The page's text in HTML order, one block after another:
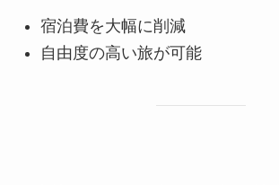
宿泊費を大幅に削減
自由度の高い旅が可能